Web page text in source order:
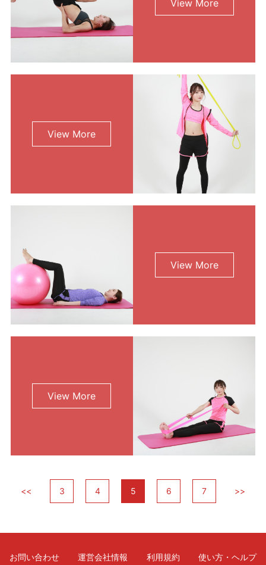
View More
View More
View More
View More
<< 3 4 5 6 7 >>
お問い合わせ 運営会社情報 利用規約 使い方・ヘルプ